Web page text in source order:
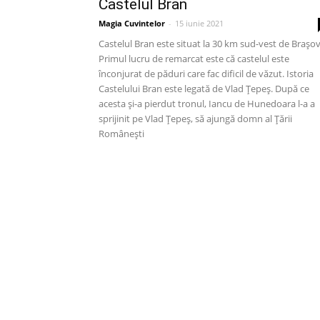
Castelul Bran
Magia Cuvintelor - 15 iunie 2021
Castelul Bran este situat la 30 km sud-vest de
Primul lucru de remarcat este că castelul este
înconjurat de păduri care fac dificil de văzut. Istoria
Castelului Bran este legată de Vlad Țepeș. După ce
acesta şi-a pierdut tronul, Iancu de Hunedoara l-a a
sprijinit pe Vlad Ţepeş, să ajungă domn al Țării
Românești